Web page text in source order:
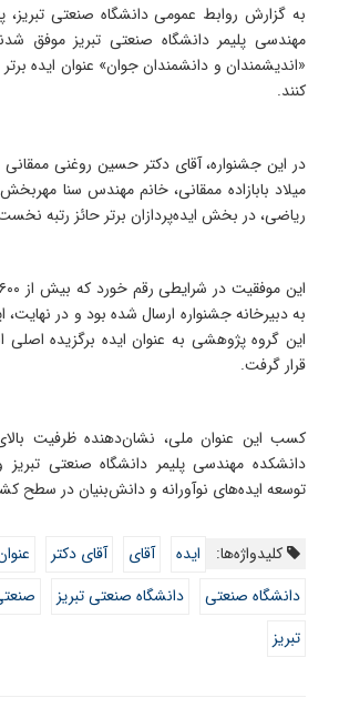
به گزارش روابط عمومی دانشگاه صنعتی تبریز،
مهندسی پلیمر دانشگاه صنعتی تبریز موفق
«اندیشمندان و دانشمندان جوان» عنوان ایده
کنند.
در این جشنواره، آقای دکتر حسین روغنی ممقانی
میلاد بابازاده ممقانی، خانم مهندس سنا
ریاضی، در بخش ایده‌پردازان برتر حائز رتبه
به دبیرخانه جشنواره ارسال شده بود و در نهایت،
این گروه پژوهشی به عنوان ایده برگزیده اصلی
قرار گرفت.
کسب این عنوان ملی، نشان‌دهنده ظرفیت
دانشکده مهندسی پلیمر دانشگاه صنعتی
توسعه ایده‌های نوآورانه و دانش‌بنیان در سطح
کلیدواژه‌ها: ایده آقای آقای دکتر
دانشگاه صنعتی
دانشگاه صنعتی تبریز
تبریز